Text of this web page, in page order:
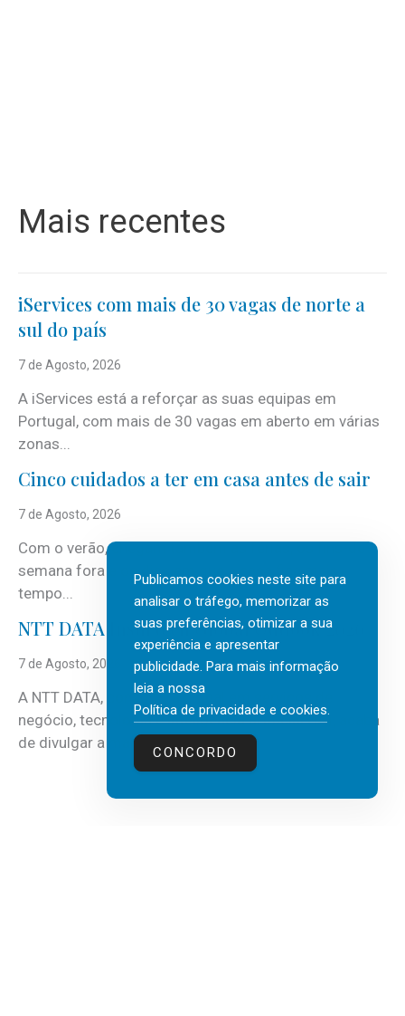
Mais recentes
iServices com mais de 30 vagas de norte a
sul do país
7 de Agosto, 2026
A iServices está a reforçar as suas equipas em
Portugal, com mais de 30 vagas em aberto em várias
zonas...
Cinco cuidados a ter em casa antes de sair
7 de Agosto, 2026
Com o verão, chegam também as férias, os fins-de-
semana fora e os dias em que a casa fica mais
tempo...
NTT DATA Insurtech Global Outlook 2026
7 de Agosto, 2026
A NTT DATA, consultora global em serviços de
negócio, tecnologia e inteligência artificial (IA), acaba
de divulgar a mais recente...
Publicamos cookies neste site para
analisar o tráfego, memorizar as
suas preferências, otimizar a sua
experiência e apresentar
publicidade. Para mais informação
leia a nossa
Política de privacidade e cookies.
CONCORDO